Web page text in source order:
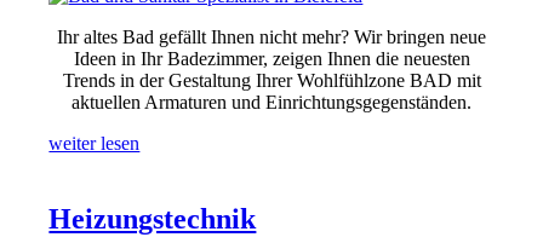
Ihr altes Bad gefällt Ihnen nicht mehr? Wir bringen neue
Ideen in Ihr Badezimmer, zeigen Ihnen die neuesten
Trends in der Gestaltung Ihrer Wohlfühlzone BAD mit
aktuellen Armaturen und Einrichtungsgegenständen.
weiter lesen
Heizungstechnik